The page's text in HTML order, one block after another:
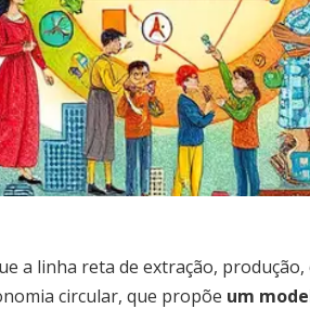
a linha reta de extração,
circular, que propõe um